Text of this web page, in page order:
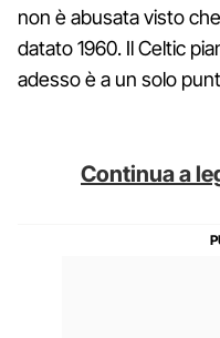
non è abusata visto
datato 1960. Il Celtic
adesso è a un solo
Continua a